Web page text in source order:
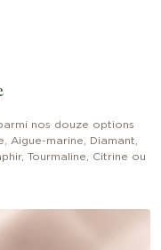
nos douze options
Aigue-marine, Diamant,
Tourmaline, Citrine ou